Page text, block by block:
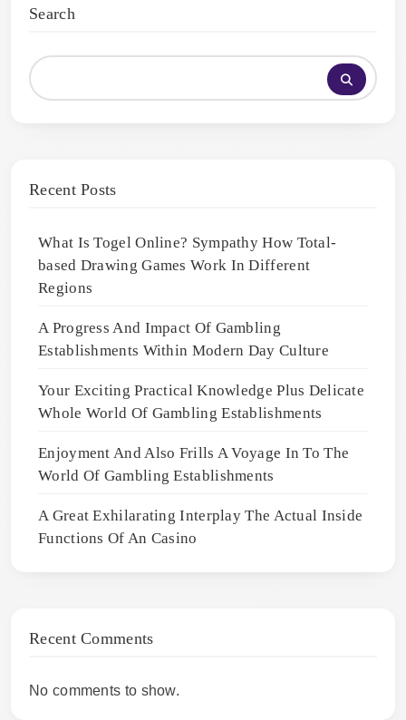
Search
Recent Posts
What Is Togel Online? Sympathy How Total-
based Drawing Games Work In Different
Regions
A Progress And Impact Of Gambling
Establishments Within Modern Day Culture
Your Exciting Practical Knowledge Plus Delicate
Whole World Of Gambling Establishments
Enjoyment And Also Frills A Voyage In To The
World Of Gambling Establishments
A Great Exhilarating Interplay The Actual Inside
Functions Of An Casino
Recent Comments
No comments to show.